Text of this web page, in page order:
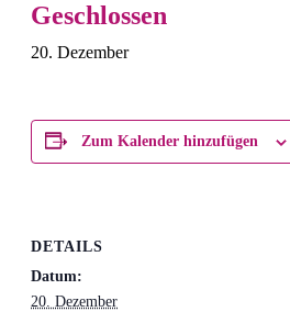
Geschlossen
20. Dezember
Zum Kalender hinzufügen
DETAILS
Datum:
20. Dezember